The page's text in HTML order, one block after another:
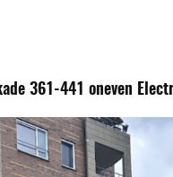
361-441 oneven